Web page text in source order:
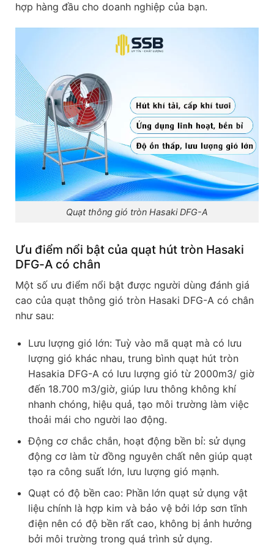
hợp hàng đầu cho doanh nghiệp của bạn.
Quạt thông gió tròn Hasaki DFG-A
Ưu điểm nổi bật của quạt hút tròn Hasaki
DFG-A có chân
Một số ưu điểm nổi bật được người dùng đánh giá
cao của quạt thông gió tròn Hasaki DFG-A có chân
như sau:
Lưu lượng gió lớn: Tuỳ vào mã quạt mà có lưu
lượng gió khác nhau, trung bình quạt hút tròn
Hasakia DFG-A có lưu lượng gió từ 2000m3/ giờ
đến 18.700 m3/giờ, giúp lưu thông không khí
nhanh chóng, hiệu quả, tạo môi trường làm việc
thoải mái cho người lao động.
Động cơ chắc chắn, hoạt động bền bỉ: sử dụng
động cơ làm từ đồng nguyên chất nên giúp quạt
tạo ra công suất lớn, lưu lượng gió mạnh.
Quạt có độ bền cao: Phần lớn quạt sử dụng vật
liệu chính là hợp kim và bảo vệ bởi lớp sơn tĩnh
điện nên có độ bền rất cao, không bị ảnh hưởng
bởi môi trường trong quá trình sử dụng.